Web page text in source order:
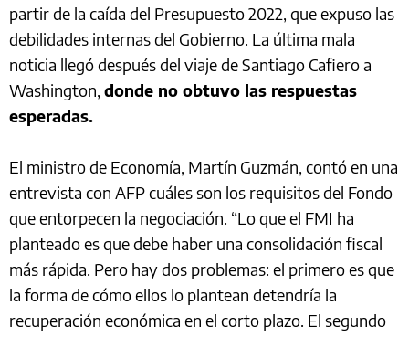
partir de la caída del Presupuesto 2022, que expuso las
debilidades internas del Gobierno. La última mala
noticia llegó después del viaje de Santiago Cafiero a
Washington, donde no obtuvo las respuestas
esperadas.
El ministro de Economía, Martín Guzmán, contó en una
entrevista con AFP cuáles son los requisitos del Fondo
que entorpecen la negociación. “Lo que el FMI ha
planteado es que debe haber una consolidación fiscal
más rápida. Pero hay dos problemas: el primero es que
la forma de cómo ellos lo plantean detendría la
recuperación económica en el corto plazo. El segundo